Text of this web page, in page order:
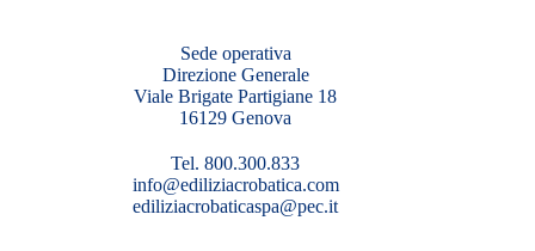
Sede operativa
Direzione Generale
Viale Brigate Partigiane 18
16129 Genova
Tel. 800.300.833
info@ediliziacrobatica.com
ediliziacrobaticaspa@pec.it